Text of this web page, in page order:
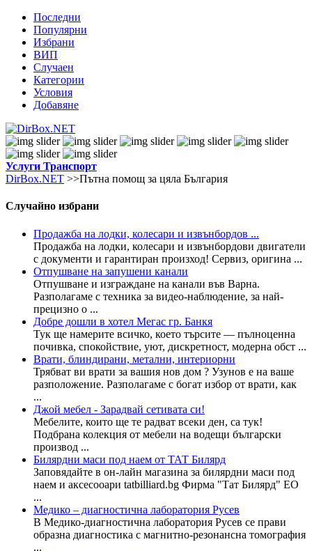
Последни
Популярни
Избрани
ВИП
Случаен
Категории
Условия
Добавяне
Услуги Транспорт
DirBox.NET >>Пътна помощ за цяла България
Случайно избрани
Продажба на лодки, колесари и извънбордов ...
Продажба на лодки, колесари и извънбордови двигатели
с документи и гарантиран произход! Сервиз, оригина ...
Отпушване на запушени канали
Отпушване и изграждане на канали във Варна.
Разполагаме с техника за видео-наблюдение, за най-
прецизно о ...
Добре дошли в хотел Мегас гр. Банкя
Тук ще намерите всичко, което търсите — пълноценна
почивка, спокойствие, уют, дискретност, модерна обст ...
Врати, блиндирани, метални, интериорни
Трябват ви врати за вашия нов дом ? Узунов е на ваше
разположение. Разполагаме с богат избор от врати, как
...
Джой мебел - Зарадвай сетивата си!
Мебелите, които ще те радват всеки ден, са тук!
Подбрана колекция от мебели на водещи български
производ ...
Билярдни маси под наем от ТАТ Билярд
Заповядайте в он-лайн магазина за билярдни маси под
наем и аксесооари tatbilliard.bg Фирма "Тат Билярд" ЕО
...
Медико – диагностична лаборатория Русев
В Медико-диагностична лаборатория Русев се прави
образна диагностика с магнитно-резонансна томография
...